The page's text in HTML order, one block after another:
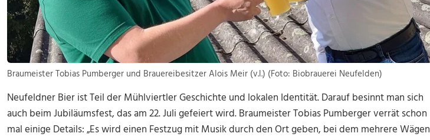
Braumeister Tobias Pumberger und Brauereibesitzer Alois Meir (v.l.) (Foto: Biobrauerei Neufelden)
Neufeldner Bier ist Teil der Mühlviertler Geschichte und lokalen Identität. Darauf besinnt man sich
auch beim Jubiläumsfest, das am 22. Juli gefeiert wird. Braumeister Tobias Pumberger verrät schon
mal einige Details: „Es wird einen Festzug mit Musik durch den Ort geben, bei dem mehrere Wägen